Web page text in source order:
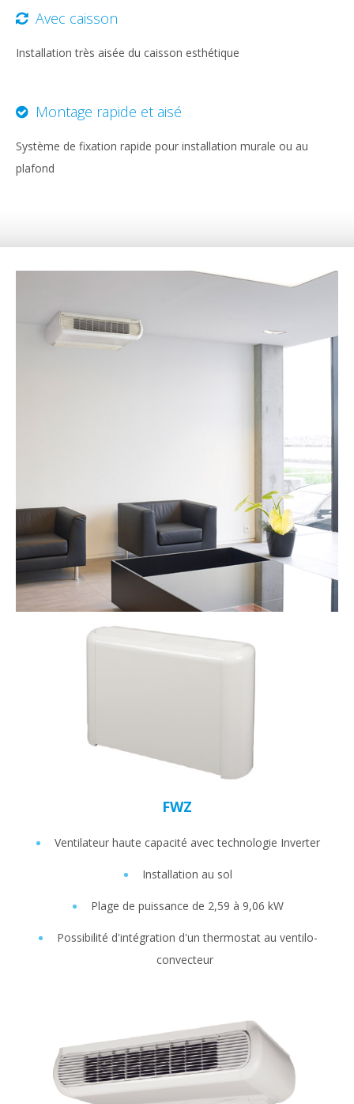
Avec caisson
Installation très aisée du caisson esthétique
Montage rapide et aisé
Système de fixation rapide pour installation murale ou au
plafond
FWZ
Ventilateur haute capacité avec technologie Inverter
Installation au sol
Plage de puissance de 2,59 à 9,06 kW
Possibilité d'intégration d'un thermostat au ventilo-
convecteur